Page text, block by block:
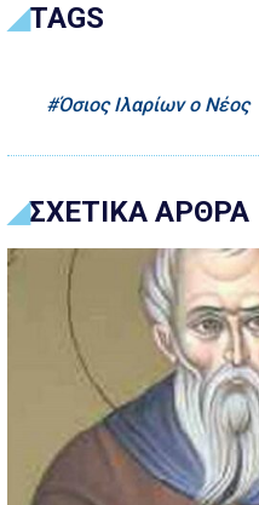
TAGS
Όσιος Ιλαρίων ο Νέος
ΣΧΕΤΙΚΑ ΑΡΘΡΑ